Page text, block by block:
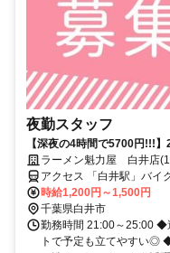
夜勤スタッフ
【深夜の4時間で5700円!!!
髪型髪色自由★
ラーメン魁力屋 白井店
アクセス 「白井駅」バ
交通費規定支給★履歴書
時給1,200円～1,500円
千葉県白井市
勤務時間 21:00～25:00 ◆
トで予定も立てやすい◎